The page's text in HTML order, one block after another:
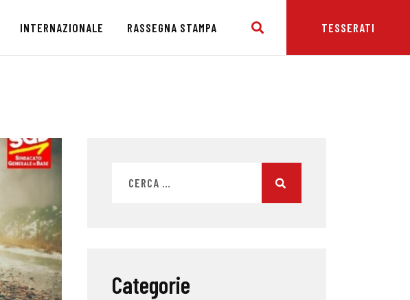
INTERNAZIONALE RASSEGNA STAMPA TESSERATI
Categorie